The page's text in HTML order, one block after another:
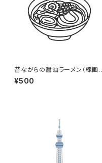
昔ながらの醤油ラーメン（線画）
のイラスト
¥500